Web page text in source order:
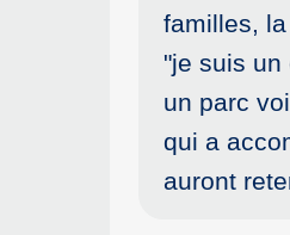
familles,
"je suis un
un parc
qui a
auront